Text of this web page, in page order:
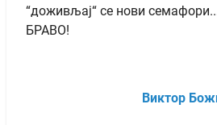
“доживљај“ се нови
БРАВО!
Виктор